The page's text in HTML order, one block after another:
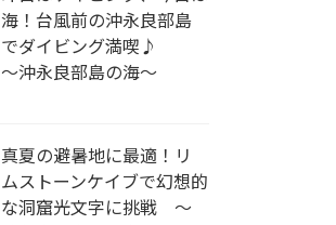
海！台風前の沖永良部島
でダイビング満喫♪
～沖永良部島の海～
真夏の避暑地に最適！リ
ムストーンケイブで幻想的
な洞窟光文字に挑戦 ～